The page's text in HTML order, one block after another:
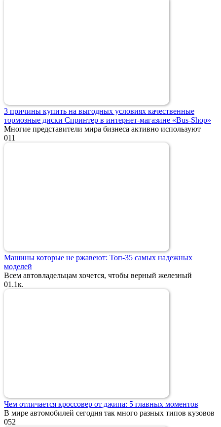
3 причины купить на выгодных условиях качественные
тормозные диски Спринтер в интернет-магазине «Bus-Shop»
Многие представители мира бизнеса активно используют
011
Машины которые не ржавеют: Топ-35 самых надежных
моделей
Всем автовладельцам хочется, чтобы верный железный
01.1к.
Чем отличается кроссовер от джипа: 5 главных моментов
В мире автомобилей сегодня так много разных типов кузовов
052